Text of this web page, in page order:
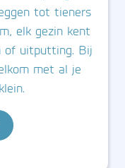
tot tieners
elk gezin kent
of uitputting. Bij
met al je